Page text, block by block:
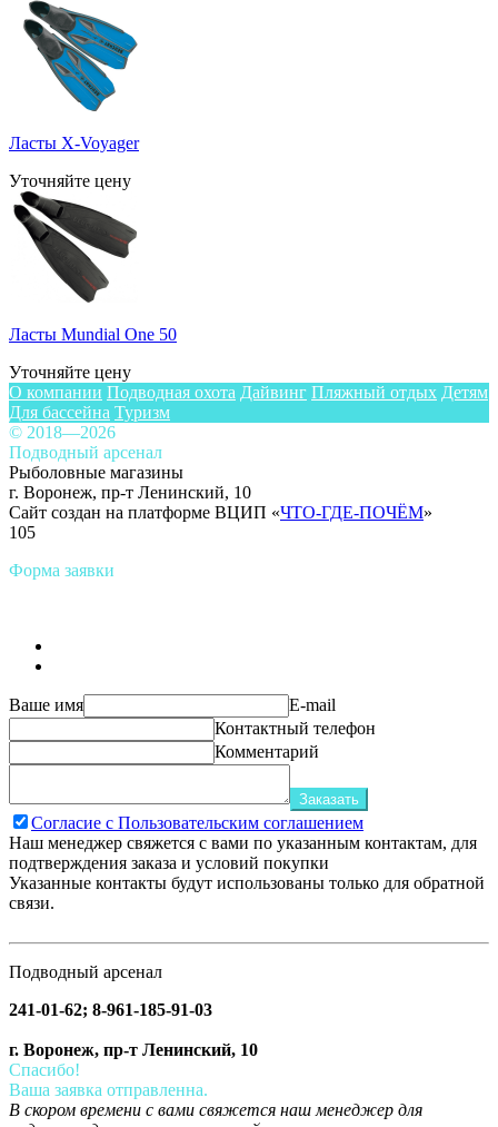
Ласты X-Voyager
Уточняйте цену
Ласты Mundial One 50
Уточняйте цену
О компании Подводная охота Дайвинг Пляжный отдых Детям
Для бассейна Туризм
© 2018—2026
Подводный арсенал
Рыболовные магазины
г. Воронеж, пр-т Ленинский, 10
Сайт создан на платформе ВЦИП «ЧТО-ГДЕ-ПОЧЁМ»
105
Форма заявки
Ваше имя
E-mail
Контактный телефон
Комментарий
Заказать
Согласие с Пользовательским соглашением
Наш менеджер свяжется с вами по указанным контактам, для
подтверждения заказа и условий покупки
Указанные контакты будут использованы только для обратной
связи.
Подводный арсенал
241-01-62; 8-961-185-91-03
г. Воронеж, пр-т Ленинский, 10
Спасибо!
Ваша заявка отправленна.
В скором времени с вами свяжется наш менеджер для